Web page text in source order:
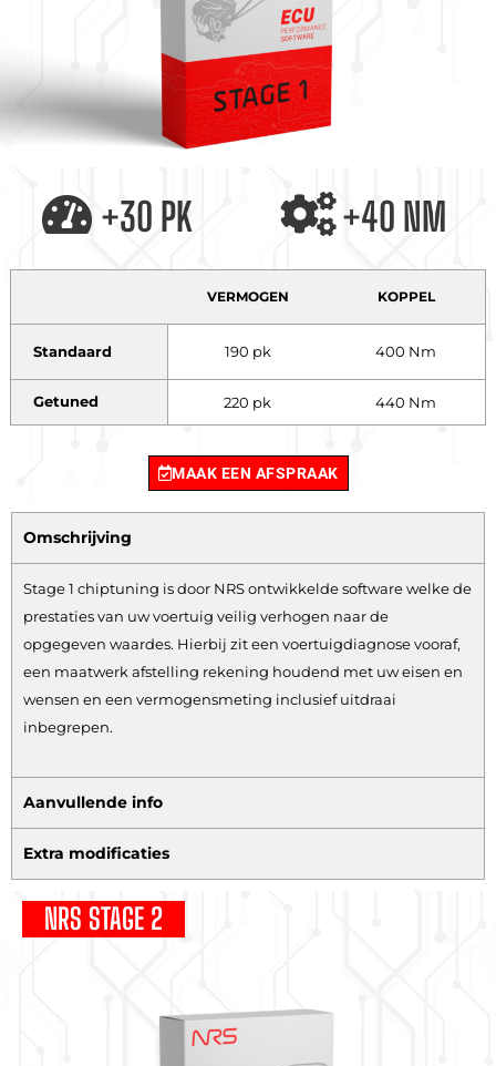
+30 PK +40 NM
VERMOGEN KOPPEL
Standaard 190 pk 400 Nm
Getuned 220 pk 440 Nm
MAAK EEN AFSPRAAK
Omschrijving
Stage 1 chiptuning is door NRS ontwikkelde software welke de
prestaties van uw voertuig veilig verhogen naar de
opgegeven waardes. Hierbij zit een voertuigdiagnose vooraf,
een maatwerk afstelling rekening houdend met uw eisen en
wensen en een vermogensmeting inclusief uitdraai
inbegrepen.
Aanvullende info
Extra modificaties
NRS STAGE 2